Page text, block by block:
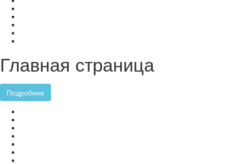
Главная страница
Подробнее